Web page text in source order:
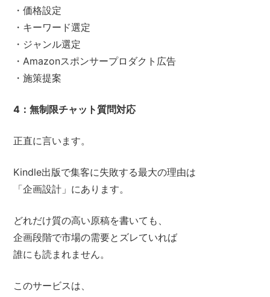
・価格設定
・キーワード選定
・ジャンル選定
・Amazonスポンサープロダクト広告
・施策提案
4：無制限チャット質問対応
正直に言います。
Kindle出版で集客に失敗する最大の理由は
「企画設計」にあります。
どれだけ質の高い原稿を書いても、
企画段階で市場の需要とズレていれば
誰にも読まれません。
このサービスは、